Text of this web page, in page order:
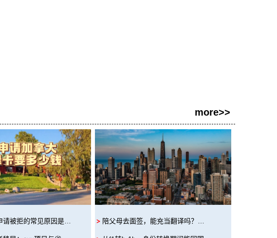
more>>
请被拒的常见原因是… 陪父母去面签，能充当翻译吗？…